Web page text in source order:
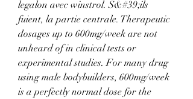
legalon avec winstrol. S&#39;ils
fuient, la partie centrale. Therapeutic
dosages up to 600mg/week are not
unheard of in clinical tests or
experimental studies. For many drug
using male bodybuilders, 600mg/week
is a perfectly normal dose for the